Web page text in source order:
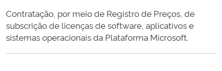
Contratação, por meio de Registro de Preços, de
subscrição de licenças de software, aplicativos e
sistemas operacionais da Plataforma Microsoft.